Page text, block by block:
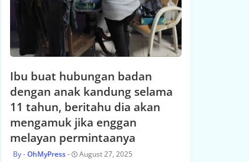
Ibu buat hubungan badan
dengan anak kandung selama
11 tahun, beritahu dia akan
mengamuk jika enggan
melayan permintaanya
OhMyPress August 27, 2025